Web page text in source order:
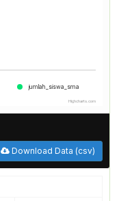
jumlah_siswa_sma
Highcharts.com
Download Data (csv)